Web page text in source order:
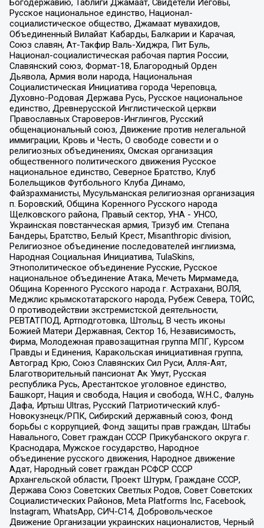
Богодержавию, Таблиги Джамаат, Свидетели Иеговы,
Русское национальное единство, Национал-
социалистическое общество, Джамаат мувахидов,
Объединенный Вилайат Кабарды, Балкарии и Карачая,
Союз славян, Ат-Такфир Валь-Хиджра, Пит Буль,
Национал-социалистическая рабочая партия России,
Славянский союз, Формат-18, Благородный Орден
Дьявола, Армия воли народа, Национальная
Социалистическая Инициатива города Череповца,
Духовно-Родовая Держава Русь, Русское национальное
единство, Древнерусской Инглистической церкви
Православных Староверов-Инглингов, Русский
общенациональный союз, Движение против нелегальной
иммиграции, Кровь и Честь, О свободе совести и о
религиозных объединениях, Омская организация
общественного политического движения Русское
национальное единство, Северное Братство, Клуб
Болельщиков Футбольного Клуба Динамо,
Файзрахманисты, Мусульманская религиозная организация
п. Боровский, Община Коренного Русского народа
Щелковского района, Правый сектор, УНА - УНСО,
Украинская повстанческая армия, Тризуб им. Степана
Бандеры, Братство, Белый Крест, Misanthropic division,
Религиозное объединение последователей инглиизма,
Народная Социальная Инициатива, TulaSkins,
Этнополитическое объединение Русские, Русское
национальное объединение Атака, Мечеть Мирмамеда,
Община Коренного Русского народа г. Астрахани, ВОЛЯ,
Меджлис крымскотатарского народа, Рубеж Севера, ТОЙС,
О противодействии экстремистской деятельности,
РЕВТАТПОД, Артподготовка, Штольц, В честь иконы
Божией Матери Державная, Сектор 16, Независимость,
Фирма, Молодежная правозащитная группа МПГ, Курсом
Правды и Единения, Каракольская инициативная группа,
Автоград Крю, Союз Славянских Сил Руси, Алля-Аят,
Благотворительный пансионат Ак Умут, Русская
республика Русь, Арестантское уголовное единство,
Башкорт, Нация и свобода, Нация и свобода, W.H.С., Фалунь
Дафа, Иртыш Ultras, Русский Патриотический клуб-
Новокузнецк/РПК, Сибирский державный союз, Фонд
борьбы с коррупцией, Фонд защиты прав граждан, Штабы
Навального, Совет граждан СССР Прикубанского округа г.
Краснодара, Мужское государство, Народное
объединение русского движения, Народное движение
Адат, Народный совет граждан РСФСР СССР
Архангельской области, Проект Штурм, Граждане СССР,
Держава Союз Советских Светлых Родов, Совет Советских
Социалистических Районов, Meta Platforms Inc, Facebook,
Instagram, WhatsApp, СИЧ-С14, Добровольческое
Движение Организации украинских националистов, Черный